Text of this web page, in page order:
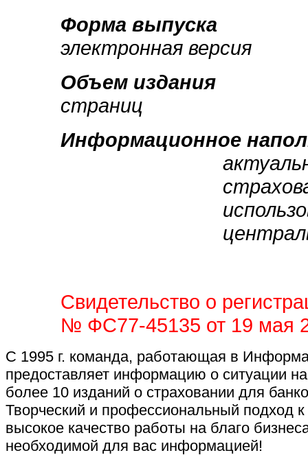
Форма выпуска
электронная версия
Объем издания
страниц
Информационное
Свидетельство о
№ ФС77-45135 от 19 мая
С 1995 г. команда, работающая в
предоставляет информацию о ситуации
более 10 изданий о страховании для
Творческий и профессиональный подход
высокое качество работы на благо
необходимой для вас информацией!